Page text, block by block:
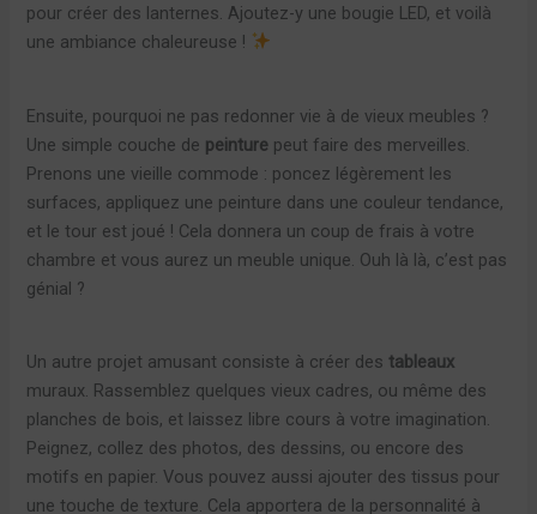
pour créer des lanternes. Ajoutez-y une bougie LED, et voilà
une ambiance chaleureuse !
Ensuite, pourquoi ne pas redonner vie à de vieux meubles ?
Une simple couche de peinture peut faire des merveilles.
Prenons une vieille commode : poncez légèrement les
surfaces, appliquez une peinture dans une couleur tendance,
et le tour est joué ! Cela donnera un coup de frais à votre
chambre et vous aurez un meuble unique. Ouh là là, c’est pas
génial ?
Un autre projet amusant consiste à créer destableaux
muraux. Rassemblez quelques vieux cadres, ou même des
planches de bois, et laissez libre cours à votre imagination.
Peignez, collez des photos, des dessins, ou encore des
motifs en papier. Vous pouvez aussi ajouter des tissus pour
une touche de texture. Cela apportera de la personnalité à